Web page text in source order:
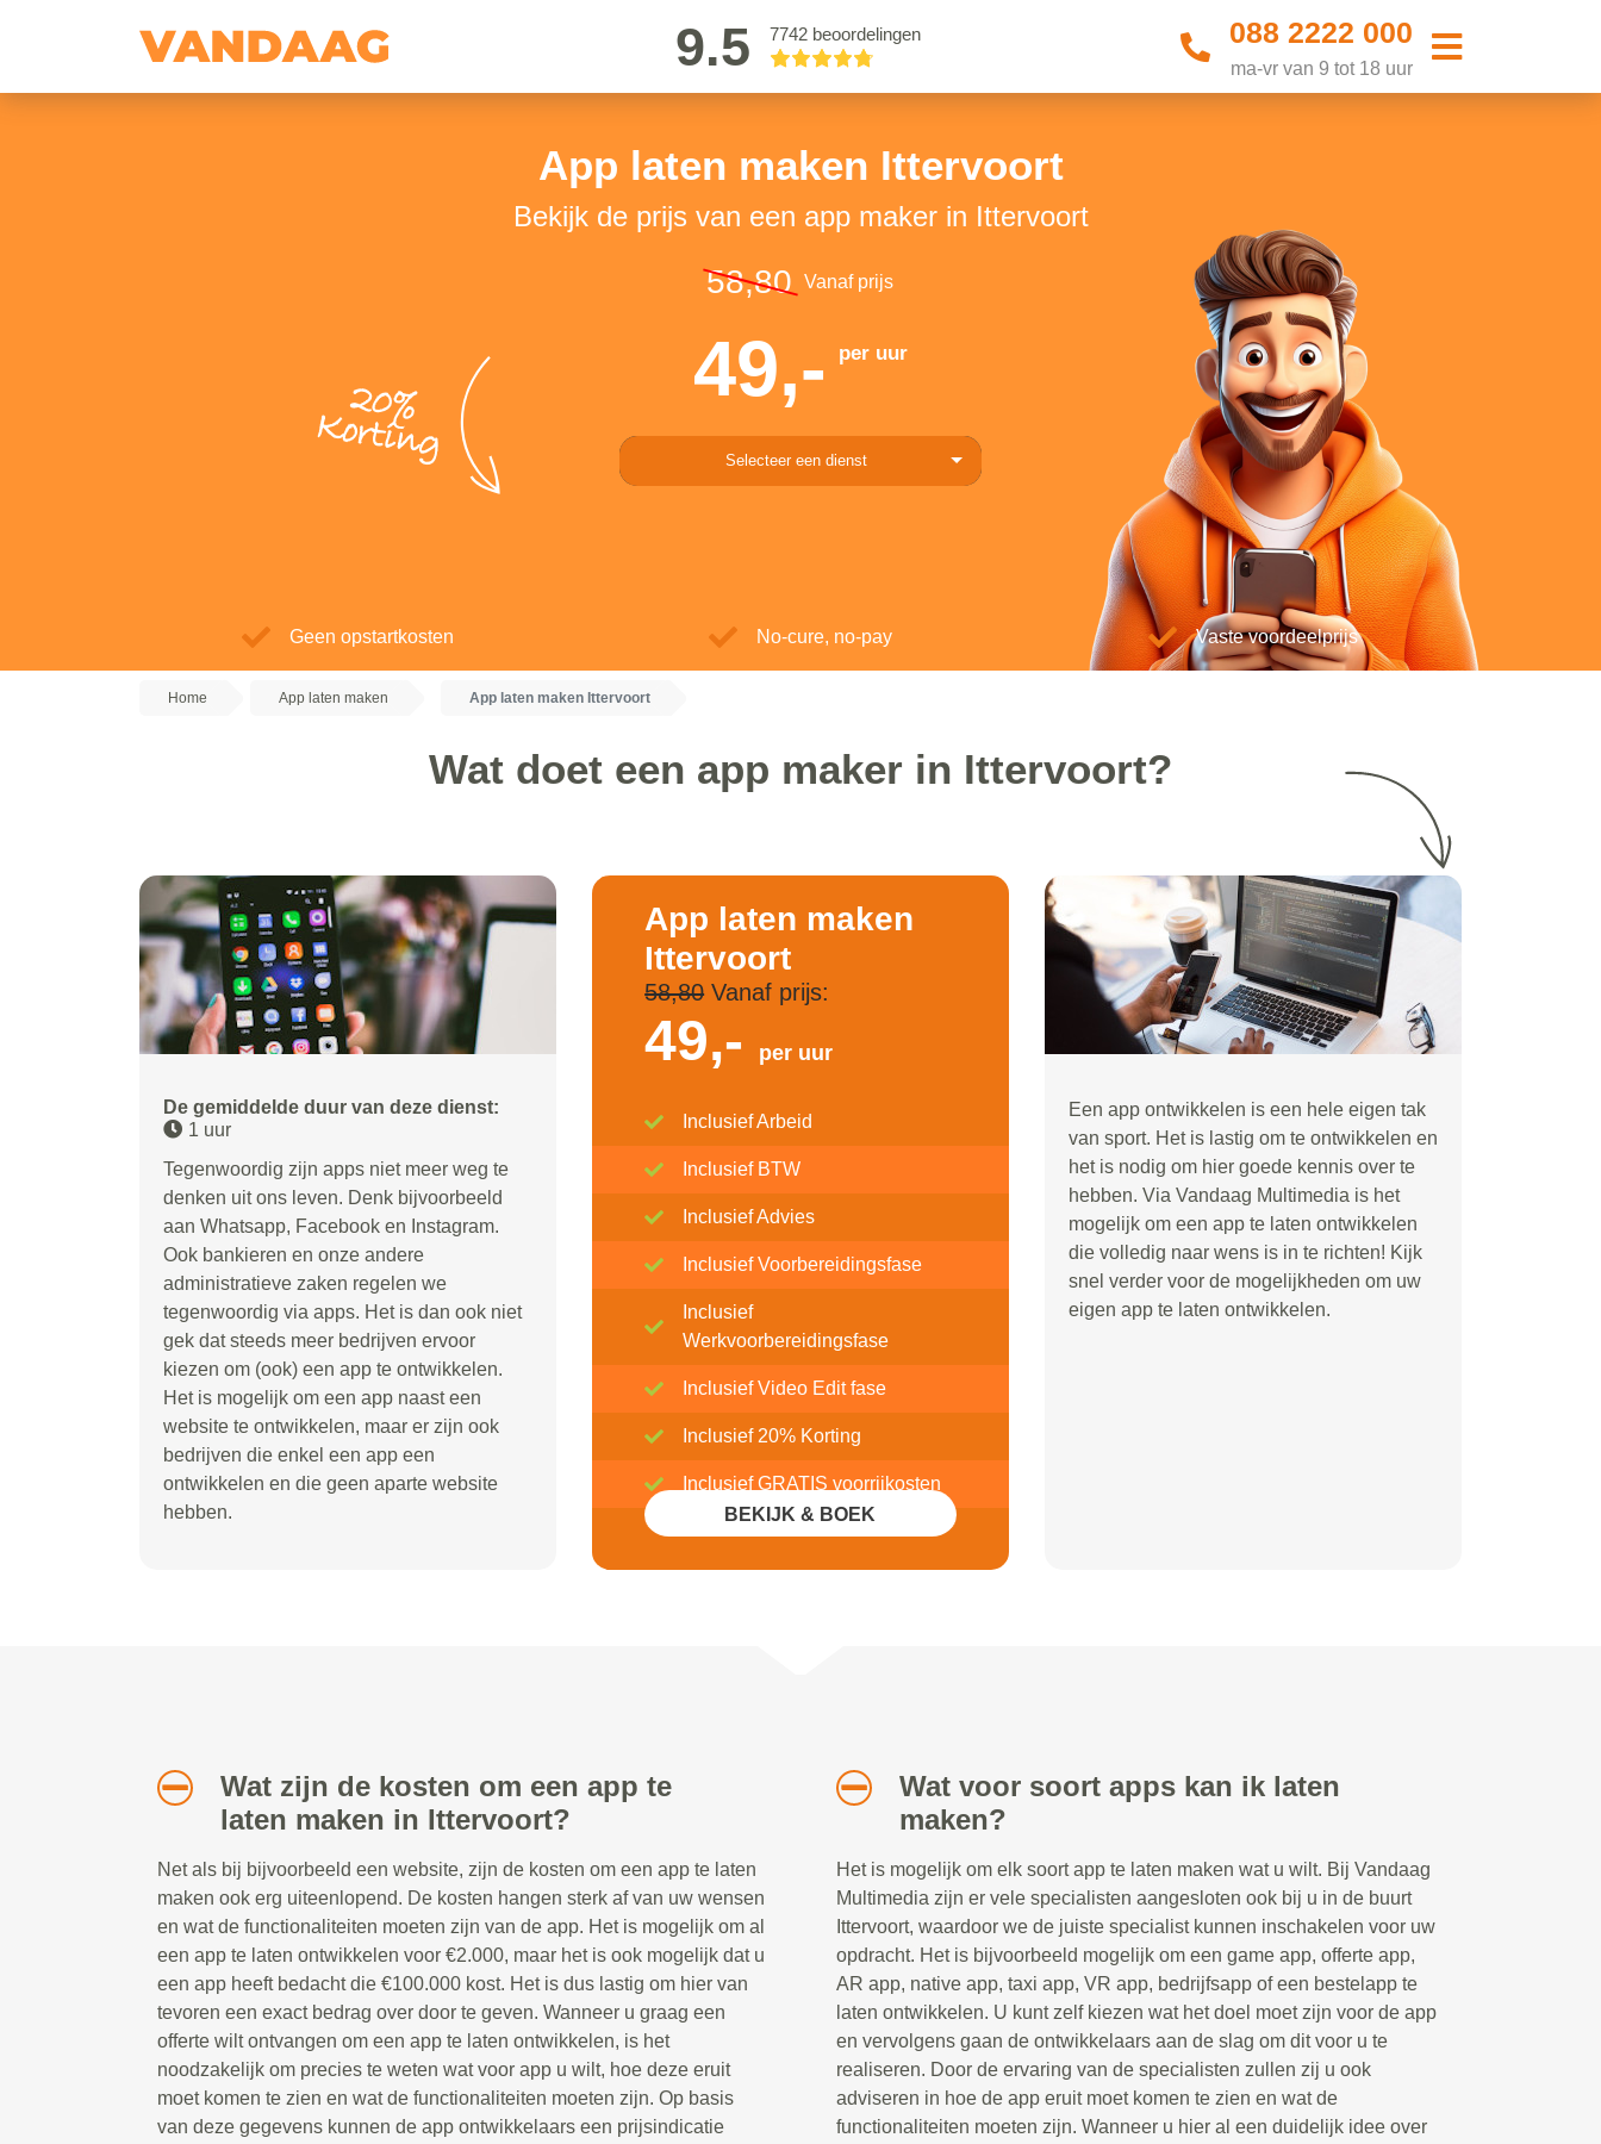
9.5 7742 beoordelingen 088 2222 000
ma-vr van 9 tot 18 uur
App laten maken Ittervoort
Bekijk de prijs van een app maker in Ittervoort
20%
Korting
58,80 Vanaf prijs
49,- per uur
Selecteer een dienst
Geen opstartkosten No-cure, no-pay Vaste voordeelprijs
Home App laten maken App laten maken Ittervoort
Wat doet een app maker in Ittervoort?
De gemiddelde duur van deze dienst:
1 uur
Tegenwoordig zijn apps niet meer weg te
denken uit ons leven. Denk bijvoorbeeld
aan Whatsapp, Facebook en Instagram.
Ook bankieren en onze andere
administratieve zaken regelen we
tegenwoordig via apps. Het is dan ook niet
gek dat steeds meer bedrijven ervoor
kiezen om (ook) een app te ontwikkelen.
Het is mogelijk om een app naast een
website te ontwikkelen, maar er zijn ook
bedrijven die enkel een app een
ontwikkelen en die geen aparte website
hebben.
App laten maken
Ittervoort
58,80Vanaf prijs:
49,- per uur
Inclusief Arbeid
Inclusief BTW
Inclusief Advies
Inclusief Voorbereidingsfase
Inclusief
Werkvoorbereidingsfase
Inclusief Video Edit fase
Inclusief 20% Korting
Inclusief GRATIS voorrijkosten
BEKIJK & BOEK
Een app ontwikkelen is een hele eigen tak
van sport. Het is lastig om te ontwikkelen en
het is nodig om hier goede kennis over te
hebben. Via Vandaag Multimedia is het
mogelijk om een app te laten ontwikkelen
die volledig naar wens is in te richten! Kijk
snel verder voor de mogelijkheden om uw
eigen app te laten ontwikkelen.
Wat zijn de kosten om een app te
laten maken in Ittervoort?
Net als bij bijvoorbeeld een website, zijn de kosten om een app te laten
maken ook erg uiteenlopend. De kosten hangen sterk af van uw wensen
en wat de functionaliteiten moeten zijn van de app. Het is mogelijk om al
een app te laten ontwikkelen voor €2.000, maar het is ook mogelijk dat u
een app heeft bedacht die €100.000 kost. Het is dus lastig om hier van
tevoren een exact bedrag over door te geven. Wanneer u graag een
offerte wilt ontvangen om een app te laten ontwikkelen, is het
noodzakelijk om precies te weten wat voor app u wilt, hoe deze eruit
moet komen te zien en wat de functionaliteiten moeten zijn. Op basis
van deze gegevens kunnen de app ontwikkelaars een prijsindicatie
Wat voor soort apps kan ik laten
maken?
Het is mogelijk om elk soort app te laten maken wat u wilt. Bij Vandaag
Multimedia zijn er vele specialisten aangesloten ook bij u in de buurt
Ittervoort, waardoor we de juiste specialist kunnen inschakelen voor uw
opdracht. Het is bijvoorbeeld mogelijk om een game app, offerte app,
AR app, native app, taxi app, VR app, bedrijfsapp of een bestelapp te
laten ontwikkelen. U kunt zelf kiezen wat het doel moet zijn voor de app
en vervolgens gaan de ontwikkelaars aan de slag om dit voor u te
realiseren. Door de ervaring van de specialisten zullen zij u ook
adviseren in hoe de app eruit moet komen te zien en wat de
functionaliteiten moeten zijn. Wanneer u hier al een duidelijk idee over